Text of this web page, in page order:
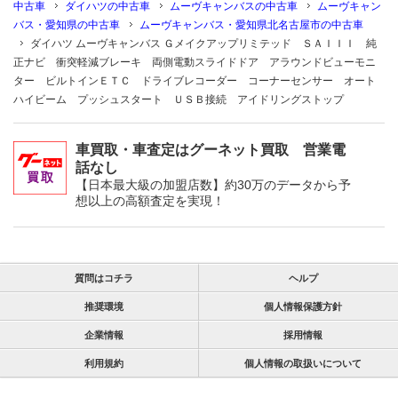
中古車 ダイハツの中古車 ムーヴキャンバスの中古車
ムーヴキャン
バス・愛知県の中古車
ムーヴキャンバス・愛知県北名古屋市の中古車
ダイハツ ムーヴキャンバス Ｇメイクアップリミテッド ＳＡＩＩＩ 純
正ナビ 衝突軽減ブレーキ 両側電動スライドドア アラウンドビューモニ
ター ビルトインＥＴＣ ドライブレコーダー コーナーセンサー オート
ハイビーム プッシュスタート ＵＳＢ接続 アイドリングストップ
車買取・車査定はグーネット買取 営業電
話なし
【日本最大級の加盟店数】約30万のデータから予
想以上の高額査定を実現！
質問はコチラ ヘルプ
推奨環境 個人情報保護方針
企業情報 採用情報
利用規約 個人情報の取扱いについて